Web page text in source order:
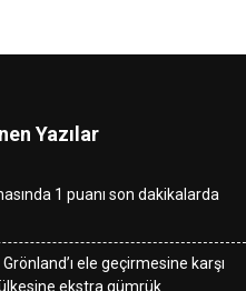
Yazılar
1 puanı son dakikalarda
ele geçirmesine karşı
ekstra gümrük